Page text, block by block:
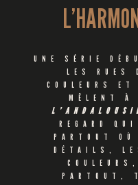
UNE SÉRIE
LES RUES
COULEURS
MÊLENT À
REGARD
PARTOUT
DÉTAILS,
PARTOUT,